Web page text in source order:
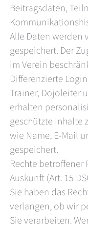
Beitragsdaten,
Alle Daten werden
gespeichert. Der
im Verein
Differenzierte
Trainer, Dojoleiter
erhalten
geschützte Inhalte
wie Name, E-Mail
gespeichert.
Rechte betroffener
Auskunft (Art. 15
Sie haben das
verlangen, ob wir
Sie verarbeiten.